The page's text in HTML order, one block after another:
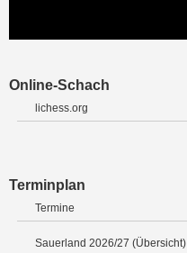
Online-Schach
lichess.org
Terminplan
Termine
Sauerland 2026/27 (Übersicht)